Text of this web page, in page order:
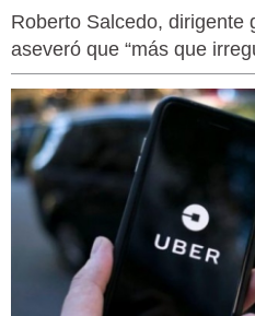
Roberto Salcedo, dirigente
aseveró que “más que